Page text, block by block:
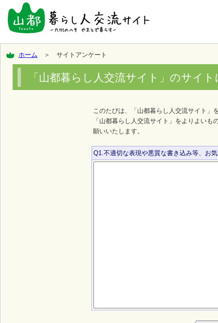
ホーム ＞ サイトアンケート
「山都暮らし人交流サイト」のサイ
このたびは、「山都暮らし人交流サイト」
「山都暮らし人交流サイト」をよりよい
願いいたします。
Q1.不適切な表現や悪質な書き込み等、お